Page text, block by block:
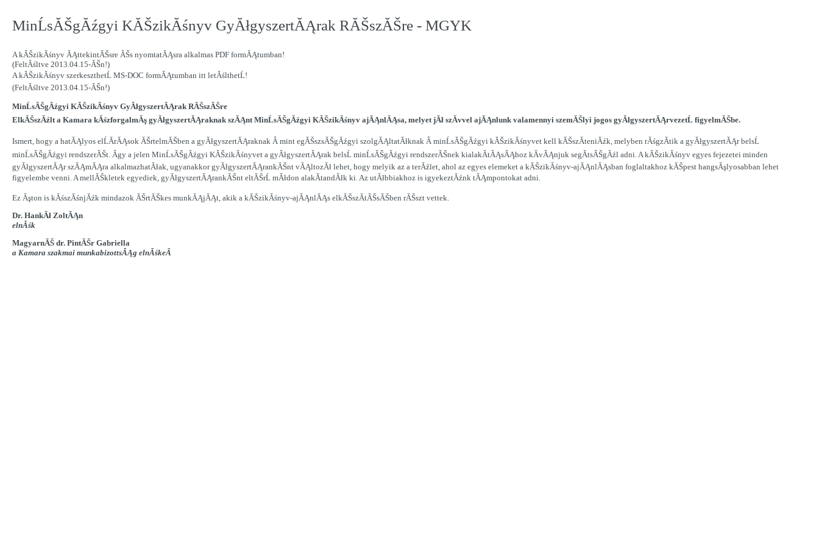
MinĹsĂŠgĂźgyi KĂŠzikĂśnyv GyĂłgyszertĂĄrak RĂŠszĂŠre - MGYK
A kĂŠzikĂśnyv ĂĄttekintĂŠsre ĂŠs nyomtatĂĄsra alkalmas PDF formĂĄtumban!
(FeltĂśltve 2013.04.15-ĂŠn!)
A kĂŠzikĂśnyv szerkeszthetĹ MS-DOC formĂĄtumban itt letĂślthetĹ!
(FeltĂśltve 2013.04.15-ĂŠn!)
MinĹsĂŠgĂźgyi KĂŠzikĂśnyv GyĂłgyszertĂĄrak RĂŠszĂŠre
ElkĂŠszĂźlt a Kamara kĂśzforgalmĂş gyĂłgyszertĂĄraknak szĂĄnt MinĹsĂŠgĂźgyi KĂŠzikĂśnyv ajĂĄnlĂĄsa, melyet jĂł szĂ­vvel ajĂĄnlunk valamennyi szemĂŠlyi jogos gyĂłgyszertĂĄrvezetĹ figyelmĂŠbe.
Ismert, hogy a hatĂĄlyos elĹĂ­rĂĄsok ĂŠrtelmĂŠben a gyĂłgyszertĂĄraknak Â mint egĂŠszsĂŠgĂźgyi szolgĂĄltatĂłknak Â minĹsĂŠgĂźgyi kĂŠzikĂśnyvet kell kĂŠszĂ­teniĂźk, melyben rĂśgzĂ­tik a gyĂłgyszertĂĄr belsĹ
minĹsĂŠgĂźgyi rendszerĂŠt. Ăgy a jelen MinĹsĂŠgĂźgyi KĂŠzikĂśnyvet a gyĂłgyszertĂĄrak belsĹ minĹsĂŠgĂźgyi rendszerĂŠnek kialakĂ­tĂĄsĂĄhoz kĂ­vĂĄnjuk segĂ­tsĂŠgĂźl adni. A kĂŠzikĂśnyv egyes fejezetei minden
gyĂłgyszertĂĄr szĂĄmĂĄra alkalmazhatĂłak, ugyanakkor gyĂłgyszertĂĄrankĂŠnt vĂĄltozĂł lehet, hogy melyik az a terĂźlet, ahol az egyes elemeket a kĂŠzikĂśnyv-ajĂĄnlĂĄsban foglaltakhoz kĂŠpest hangsĂşlyosabban lehet
figyelembe venni. A mellĂŠkletek egyediek, gyĂłgyszertĂĄrankĂŠnt eltĂŠrĹ mĂłdon alakĂ­tandĂłk ki. Az utĂłbbiakhoz is igyekeztĂźnk tĂĄmpontokat adni.
Ez Ăşton is kĂśszĂśnjĂźk mindazok ĂŠrtĂŠkes munkĂĄjĂĄt, akik a kĂŠzikĂśnyv-ajĂĄnlĂĄs elkĂŠszĂ­tĂŠsĂŠben rĂŠszt vettek.
Dr. HankĂł ZoltĂĄn
elnĂśk
MagyarnĂŠ dr. PintĂŠr Gabriella
a Kamara szakmai munkabizottsĂĄg elnĂśkeÂ